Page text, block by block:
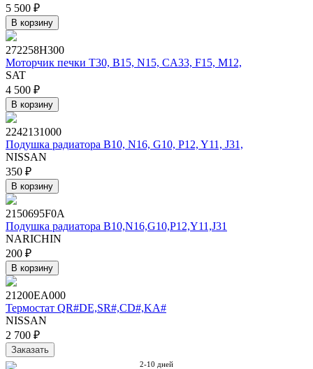
5 500 ₽
В корзину
272258H300
Моторчик печки T30, B15, N15, CA33, F15, M12,
SAT
4 500 ₽
В корзину
2242131000
Подушка радиатора B10, N16, G10, P12, Y11, J31,
NISSAN
350 ₽
В корзину
2150695F0A
Подушка радиатора B10,N16,G10,P12,Y11,J31
NARICHIN
200 ₽
В корзину
21200EA000
Термостат QR#DE,SR#,CD#,KA#
NISSAN
2 700 ₽
Заказать
2-10 дней